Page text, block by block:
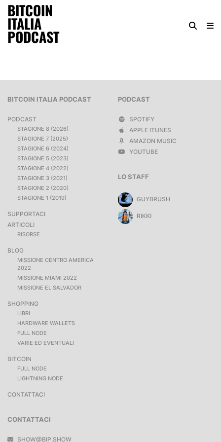
BITCOIN
ITALIA
PODCAST
BITCOIN ITALIA PODCAST
PODCAST
STAGIONE 8 (2026)
STAGIONE 7 (2025)
STAGIONE 6 (2024)
STAGIONE 5 (2023)
STAGIONE 4 (2022)
STAGIONE 3 (2021)
STAGIONE 2 (2020)
STAGIONE 1 (2019)
SUPPORTACI
ARTICOLI
RISORSE
BLOG
MISSIONE CENTRO AMERICA
2022
MISSIONE MIAMI 2022
MISSIONE EL SALVADOR
SHOPPING
LIBRI
HARDWARE WALLETS
FULL NODE
VARIE ED EVENTUALI
BITCOIN
FULL NODE
LIGHTNING NODE
CONTATTACI
PODCAST
SPOTIFY
APPLE ITUNES
AMAZON MUSIC
YOUTUBE
CONTATTACI
SHOW@BIP.SHOW
LO STAFF
GUYBRUSH
RIKKI